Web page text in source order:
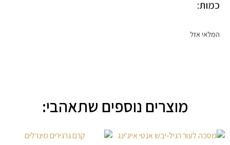
כמות:
המלאי אזל
מוצרים נוספים שתאהבי: